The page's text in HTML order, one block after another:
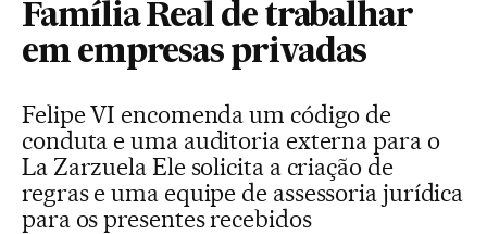
Família Real de trabalhar
em empresas privadas
Felipe VI encomenda um código de
conduta e uma auditoria externa para o
La Zarzuela Ele solicita a criação de
regras e uma equipe de assessoria jurídica
para os presentes recebidos